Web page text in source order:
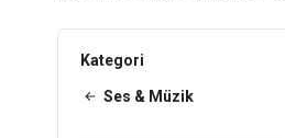
Kategori
Ses & Müzik